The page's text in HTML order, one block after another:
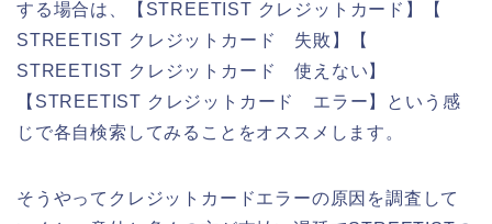
する場合は、【STREETIST クレジットカード】【
STREETIST クレジットカード 失敗】【
STREETIST クレジットカード 使えない】
【STREETIST クレジットカード エラー】という感
じで各自検索してみることをオススメします。
そうやってクレジットカードエラーの原因を調査して